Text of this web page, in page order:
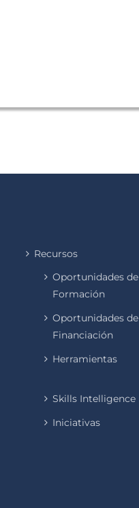
Recursos
Oportunidades de
Formación
Oportunidades de
Financiación
Herramientas
Skills Intelligence
Iniciativas